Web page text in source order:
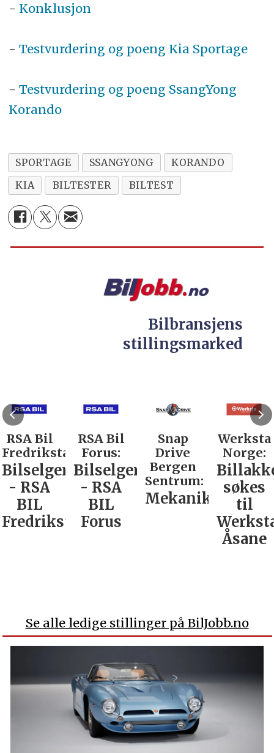
- Konklusjon
- Testvurdering og poeng Kia Sportage
- Testvurdering og poeng SsangYong
Korando
SPORTAGE SSANGYONG
KORANDO
KIA
BILTESTER BILTEST
Bilbransjens
stillingsmarked
RSA Bil
Fredrikstad:
Bilselger
- RSA
BIL
Fredrikstad
RSA Bil
Forus:
Bilselger
- RSA
BIL
Forus
Snap
Drive
Bergen
Sentrum:
Mekaniker
Werksta
Norge:
søkes
til
Åsane
Se alle ledige stillinger på BilJobb.no